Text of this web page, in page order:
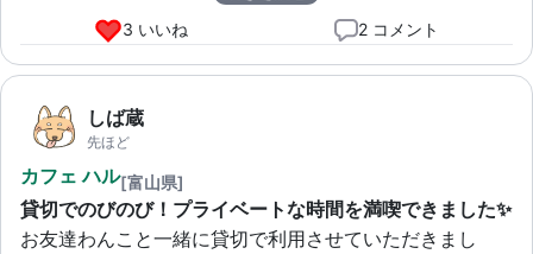
3 いいね
2 コメント
しば蔵
先ほど
カフェ ハル[富山県]
貸切でのびのび！プライベートな時間を満喫できました✨
お友達わんこと一緒に貸切で利用させていただきまし